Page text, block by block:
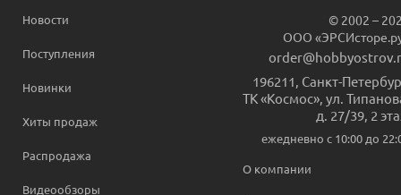
Новости
Поступления
Новинки
Хиты продаж
Распродажа
Видеообзоры
© 2002 –
ООО
196211, Санкт-
ТК «Космос», ул.
д. 27/39, 2
ежедневно c 10:00 до
О компании